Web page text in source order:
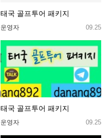
태국 골프투어 패키지
운영자 09.25
태국 골프투어 패키지
운영자 09.25